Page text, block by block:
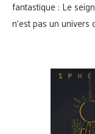
fantastique : Le
n’est pas un